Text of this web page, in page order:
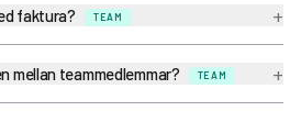
faktura? TEAM +
mellan teammedlemmar? TEAM +